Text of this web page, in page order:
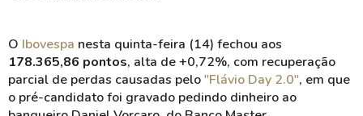
O Ibovespa nesta quinta-feira (14) fechou aos
178.365,86 pontos, alta de +0,72%, com recuperação
parcial de perdas causadas pelo"Flávio Day 2.0", em que
o pré-candidato foi gravado pedindo dinheiro ao